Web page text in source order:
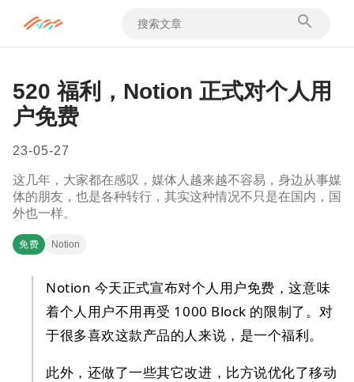
520 福利，Notion 正式对个人用
户免费
23-05-27
这几年，大家都在感叹，媒体人越来越不容易，身边从事媒
体的朋友，也是各种转行，其实这种情况不只是在国内，国
外也一样。
免费 Notion
Notion 今天正式宣布对个人用户免费，这意味
着个人用户不用再受 1000 Block 的限制了。对
于很多喜欢这款产品的人来说，是一个福利。
此外，还做了一些其它改进，比方说优化了移动